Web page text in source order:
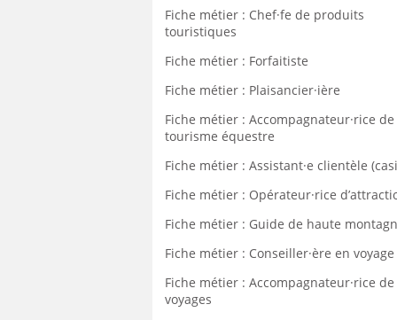
Fiche métier : Chef·fe de produits
touristiques
Fiche métier : Forfaitiste
Fiche métier : Plaisancier·ière
Fiche métier : Accompagnateur·rice de
tourisme équestre
Fiche métier : Assistant·e clientèle
Fiche métier : Opérateur·rice
Fiche métier : Guide de haute
Fiche métier : Conseiller·ère en voyage
Fiche métier : Accompagnateur·rice de
voyages